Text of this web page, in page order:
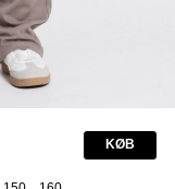
KØB